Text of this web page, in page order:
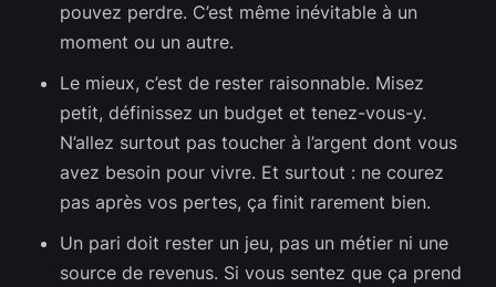
pouvez perdre. C’est même inévitable à un
moment ou un autre.
Le mieux, c’est de rester raisonnable. Misez
petit, définissez un budget et tenez-vous-y.
N’allez surtout pas toucher à l’argent dont vous
avez besoin pour vivre. Et surtout : ne courez
pas après vos pertes, ça finit rarement bien.
Un pari doit rester un jeu, pas un métier ni une
source de revenus. Si vous sentez que ça prend